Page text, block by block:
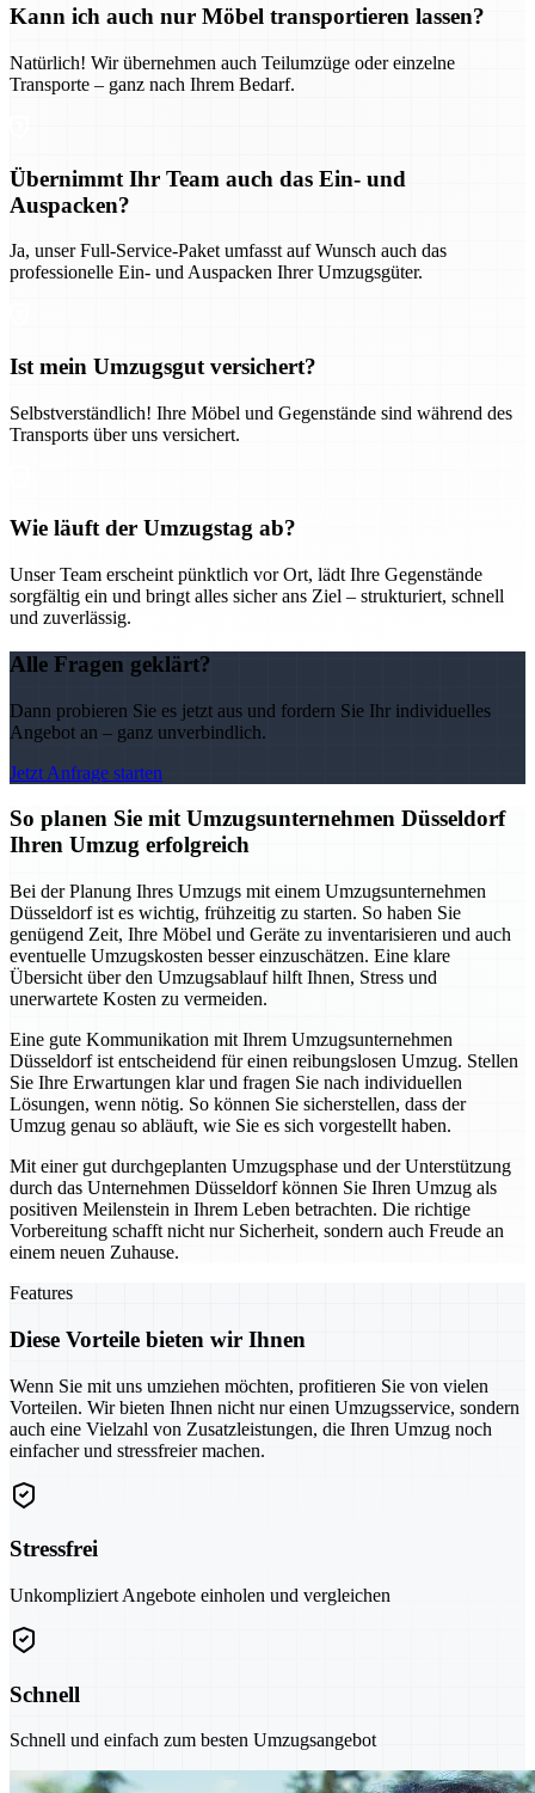
Kann ich auch nur Möbel transportieren lassen?
Natürlich! Wir übernehmen auch Teilumzüge oder einzelne
Transporte – ganz nach Ihrem Bedarf.
Übernimmt Ihr Team auch das Ein- und
Auspacken?
Ja, unser Full-Service-Paket umfasst auf Wunsch auch das
professionelle Ein- und Auspacken Ihrer Umzugsgüter.
Ist mein Umzugsgut versichert?
Selbstverständlich! Ihre Möbel und Gegenstände sind während des
Transports über uns versichert.
Wie läuft der Umzugstag ab?
Unser Team erscheint pünktlich vor Ort, lädt Ihre Gegenstände
sorgfältig ein und bringt alles sicher ans Ziel – strukturiert, schnell
und zuverlässig.
Alle Fragen geklärt?
Dann probieren Sie es jetzt aus und fordern Sie Ihr individuelles
Angebot an – ganz unverbindlich.
Jetzt Anfrage starten
So planen Sie mit Umzugsunternehmen Düsseldorf
Ihren Umzug erfolgreich
Bei der Planung Ihres Umzugs mit einem Umzugsunternehmen
Düsseldorf ist es wichtig, frühzeitig zu starten. So haben Sie
genügend Zeit, Ihre Möbel und Geräte zu inventarisieren und auch
eventuelle Umzugskosten besser einzuschätzen. Eine klare
Übersicht über den Umzugsablauf hilft Ihnen, Stress und
unerwartete Kosten zu vermeiden.
Eine gute Kommunikation mit Ihrem Umzugsunternehmen
Düsseldorf ist entscheidend für einen reibungslosen Umzug. Stellen
Sie Ihre Erwartungen klar und fragen Sie nach individuellen
Lösungen, wenn nötig. So können Sie sicherstellen, dass der
Umzug genau so abläuft, wie Sie es sich vorgestellt haben.
Mit einer gut durchgeplanten Umzugsphase und der Unterstützung
durch das Unternehmen Düsseldorf können Sie Ihren Umzug als
positiven Meilenstein in Ihrem Leben betrachten. Die richtige
Vorbereitung schafft nicht nur Sicherheit, sondern auch Freude an
einem neuen Zuhause.
Features
Diese Vorteile bieten wir Ihnen
Wenn Sie mit uns umziehen möchten, profitieren Sie von vielen
Vorteilen. Wir bieten Ihnen nicht nur einen Umzugsservice, sondern
auch eine Vielzahl von Zusatzleistungen, die Ihren Umzug noch
einfacher und stressfreier machen.
Stressfrei
Unkompliziert Angebote einholen und vergleichen
Schnell
Schnell und einfach zum besten Umzugsangebot